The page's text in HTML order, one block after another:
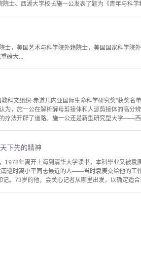
士、西湖大学校长施一公发表了题为《青年与科学
，美国艺术与科学院外籍院士，美国国家科学院
磅大...
科文组织-赤道几内亚国际生命科学研究奖”获奖名
为，施一公在解析酵母剪接体和人源剪接体的高分
疗法开辟了道路。施一公还是新型研究型大学——
下先的精神
年离开上海到清华大学读书，本科毕业又被袁
巡时离小平同志最近的人——当时袁庚交给他的工
。73岁的他，会关心记者从哪里出发，以确定适